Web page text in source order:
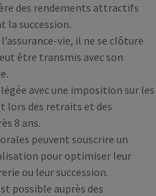
des rendements attractifs
la succession.
vie, il ne se clôture
être transmis avec son
avec une imposition sur les
lors des retraits et des
8 ans.
peuvent souscrire un
pour optimiser leur
ou leur succession.
possible auprès des